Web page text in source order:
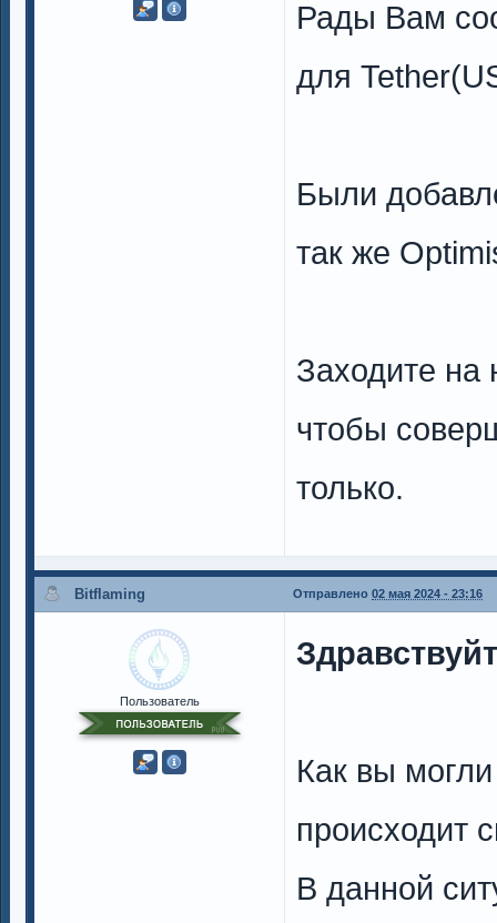
Рады Вам
для
Были
так же
Заходите
чтобы
только.
Bitflaming Отправлено 02 мая 2024 - 23:16
Пользователь
Как вы
происходит
В данной